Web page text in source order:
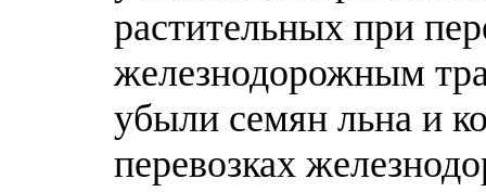
растительных при
железнодорожным
убыли семян льна и
перевозках